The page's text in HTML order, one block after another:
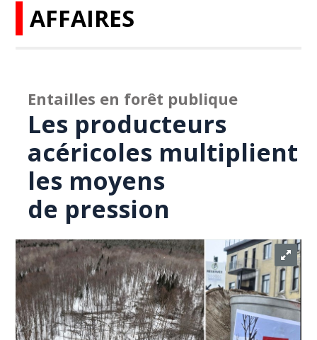
AFFAIRES
Entailles en forêt publique
Les producteurs
acéricoles multiplient
les moyens
de pression